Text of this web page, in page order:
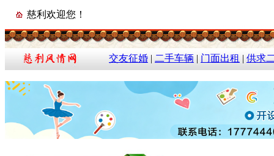
慈利欢迎您！
交友征婚 | 二手车辆 | 门面出租 | 供求